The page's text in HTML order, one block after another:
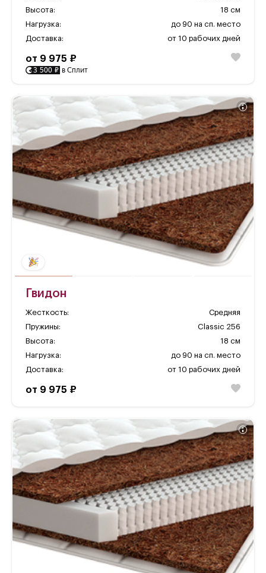
Высота:
18 см
Нагрузка:
до 90 на сп. место
Доставка:
от 10 рабочих дней
от 9 975 ₽
3 500 ₽ в Сплит
Гвидон
Жесткость:
Средняя
Пружины:
Classic 256
Высота:
18 см
Нагрузка:
до 90 на сп. место
Доставка:
от 10 рабочих дней
от 9 975 ₽